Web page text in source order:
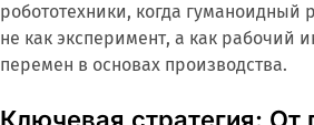
робототехники, когда
не как эксперимент, а как рабочий
перемен в основах производства.